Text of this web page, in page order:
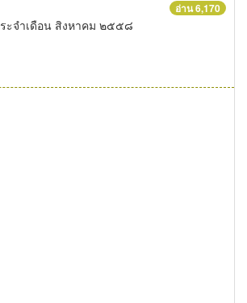
อ่าน 6,170
ะจำเดือน สิงหาคม ๒๕๕๘